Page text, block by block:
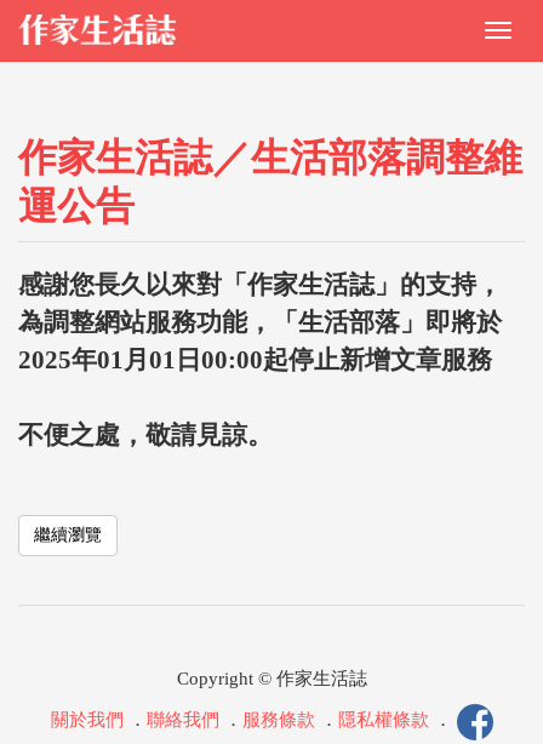
作家生活誌／生活部落調整維
運公告
感謝您長久以來對「作家生活誌」的支持，
為調整網站服務功能，「生活部落」即將於
2025年01月01日00:00起停止新增文章服務
不便之處，敬請見諒。
繼續瀏覽
Copyright © 作家生活誌
關於我們 ． 聯絡我們 ． 服務條款 ． 隱私權條款 ．